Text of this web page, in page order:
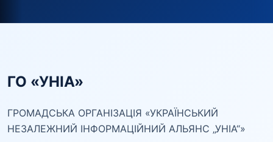
ГО «УНІА»
ГРОМАДСЬКА ОРГАНІЗАЦІЯ «УКРАЇНСЬКИЙ
НЕЗАЛЕЖНИЙ ІНФОРМАЦІЙНИЙ АЛЬЯНС „УНІА“»